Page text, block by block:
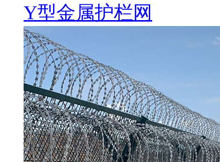
Y型金属护栏网